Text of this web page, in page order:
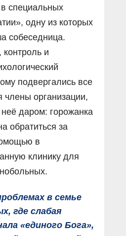
специальных
одну из которых
собеседница.
и
подвергались все
члены организации,
даром: горожанка
обратиться за
в
клинику для
в семье
где слабая
«единого Бога»,